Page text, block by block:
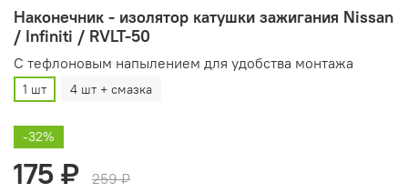
Наконечник - изолятор катушки зажигания Nissan
/ Infiniti / RVLT-50
С тефлоновым напылением для удобства монтажа
1 шт 4 шт + смазка
-32%
175 ₽
259 ₽